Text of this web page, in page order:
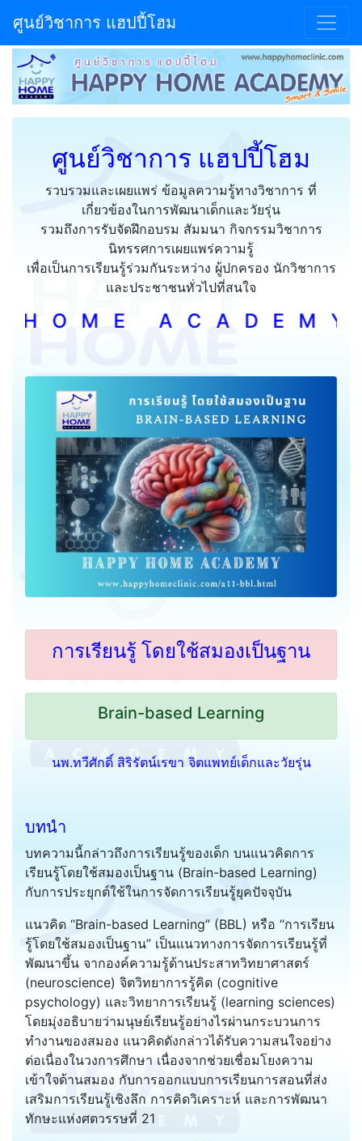
ศูนย์วิชาการ แฮปปี้โฮม
ศูนย์วิชาการ แฮปปี้โฮม
รวบรวมและเผยแพร่ ข้อมูลความรู้ทางวิชาการ ที่
เกี่ยวข้องในการพัฒนาเด็กและวัยรุ่น
รวมถึงการรับจัดฝึกอบรม สัมมนา กิจกรรมวิชาการ
นิทรรศการเผยแพร่ความรู้
เพื่อเป็นการเรียนรู้ร่วมกันระหว่าง ผู้ปกครอง นักวิชาการ
และประชาชนทั่วไปที่สนใจ
A C A D E M Y
การเรียนรู้ โดยใช้สมองเป็นฐาน
Brain-based Learning
นพ.ทวีศักดิ์ สิริรัตน์เรขา จิตแพทย์เด็กและวัยรุ่น
บทนำ
บทความนี้กล่าวถึงการเรียนรู้ของเด็ก บนแนวคิดการ
เรียนรู้โดยใช้สมองเป็นฐาน (Brain-based Learning)
กับการประยุกต์ใช้ในการจัดการเรียนรู้ยุคปัจจุบัน
แนวคิด “Brain-based Learning” (BBL) หรือ “การเรียน
รู้โดยใช้สมองเป็นฐาน” เป็นแนวทางการจัดการเรียนรู้ที่
พัฒนาขึ้น จากองค์ความรู้ด้านประสาทวิทยาศาสตร์
(neuroscience) จิตวิทยาการรู้คิด (cognitive
psychology) และวิทยาการเรียนรู้ (learning sciences)
โดยมุ่งอธิบายว่ามนุษย์เรียนรู้อย่างไรผ่านกระบวนการ
ทำงานของสมอง แนวคิดดังกล่าวได้รับความสนใจอย่าง
ต่อเนื่องในวงการศึกษา เนื่องจากช่วยเชื่อมโยงความ
เข้าใจด้านสมอง กับการออกแบบการเรียนการสอนที่ส่ง
เสริมการเรียนรู้เชิงลึก การคิดวิเคราะห์ และการพัฒนา
ทักษะแห่งศตวรรษที่ 21